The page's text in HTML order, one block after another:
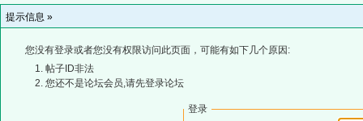
提示信息 »
您没有登录或者您没有权限访问此页面，可能有如下几个原因:
帖子ID非法
您还不是论坛会员,请先登录论坛
登录